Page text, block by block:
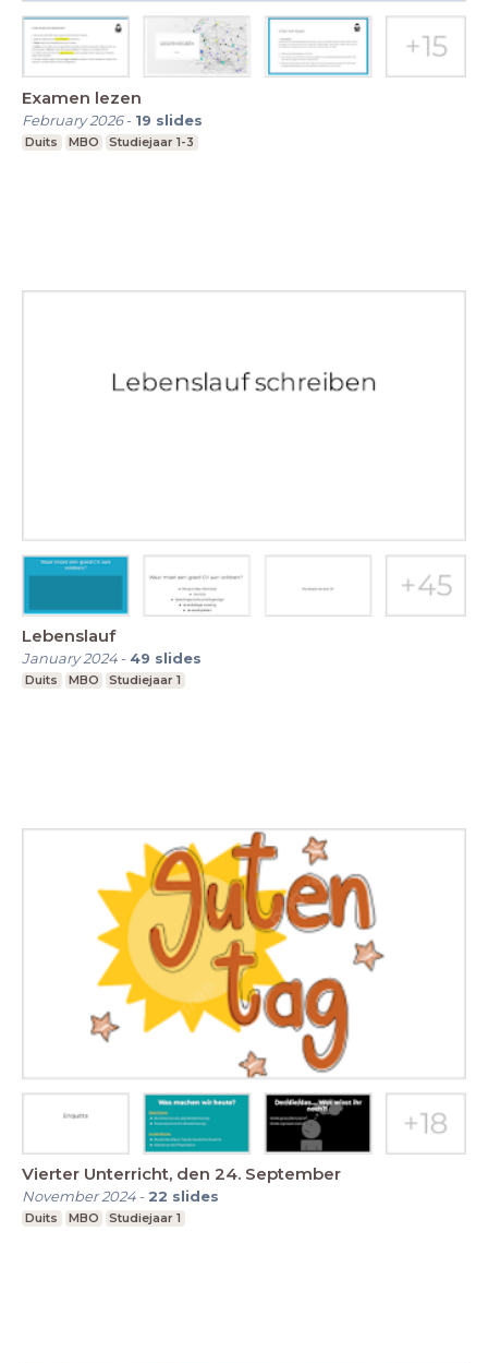
Examen lezen
February 2026- 19 slides
Duits MBO Studiejaar 1-3
Lebenslauf
January 2024- 49 slides
Duits MBO Studiejaar 1
Vierter Unterricht, den 24. September
November 2024- 22 slides
Duits MBO Studiejaar 1